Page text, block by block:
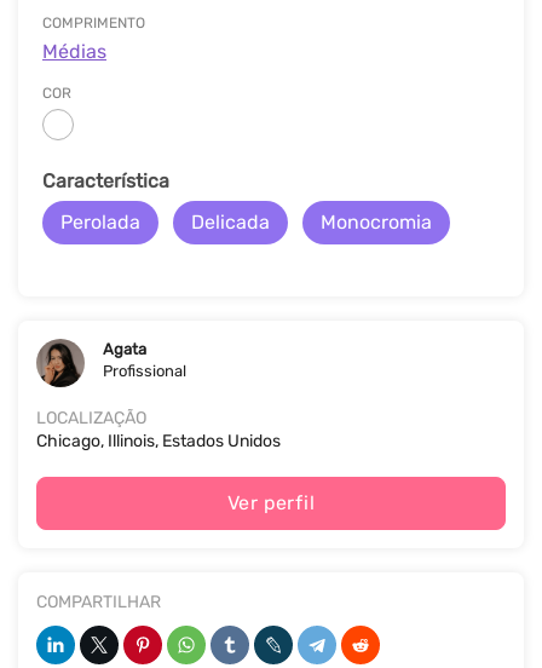
COMPRIMENTO
Médias
COR
Característica
Perolada
Delicada Monocromia
Agata
Profissional
LOCALIZAÇÃO
Chicago, Illinois, Estados Unidos
Ver perfil
COMPARTILHAR